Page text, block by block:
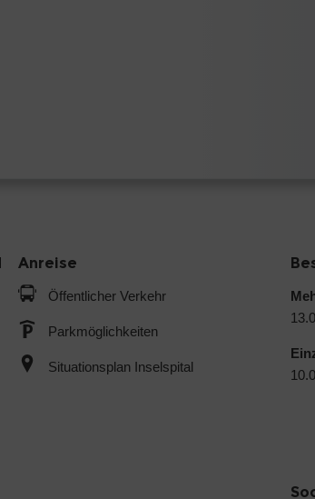
Anreise
Öffentlicher Verkehr
Parkmöglichkeiten
Situationsplan Inselspital